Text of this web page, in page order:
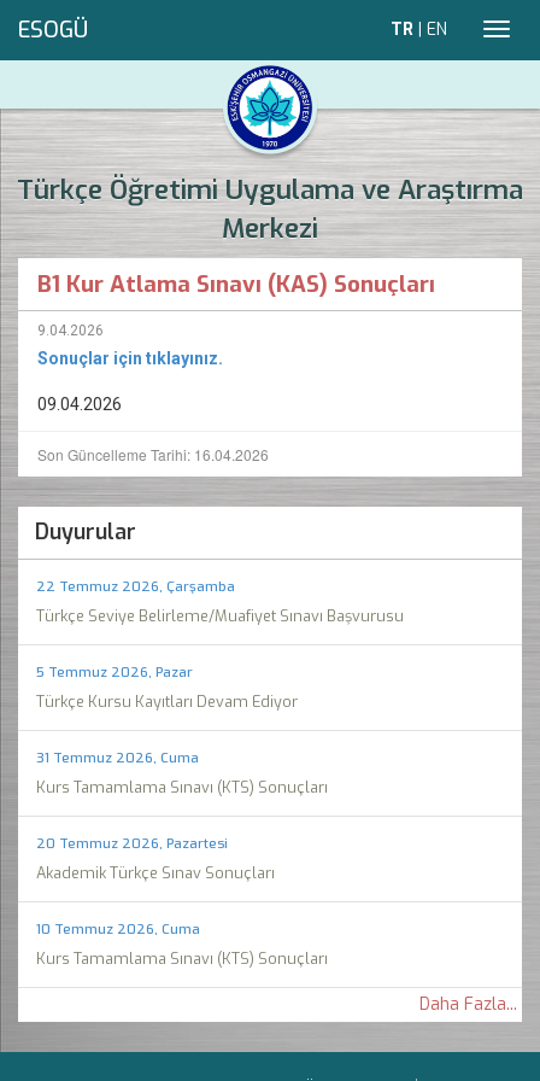
ESOGÜ TR | EN
Türkçe Öğretimi Uygulama ve Araştırma
Merkezi
B1 Kur Atlama Sınavı (KAS) Sonuçları
9.04.2026
Sonuçlar için tıklayınız.
09.04.2026
Son Güncelleme Tarihi: 16.04.2026
Duyurular
22 Temmuz 2026, Çarşamba
Türkçe Seviye Belirleme/Muafiyet Sınavı Başvurusu
5 Temmuz 2026, Pazar
Türkçe Kursu Kayıtları Devam Ediyor
31 Temmuz 2026, Cuma
Kurs Tamamlama Sınavı (KTS) Sonuçları
20 Temmuz 2026, Pazartesi
Akademik Türkçe Sınav Sonuçları
10 Temmuz 2026, Cuma
Kurs Tamamlama Sınavı (KTS) Sonuçları
Daha Fazla...